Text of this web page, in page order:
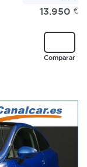
13.950 €
Comparar